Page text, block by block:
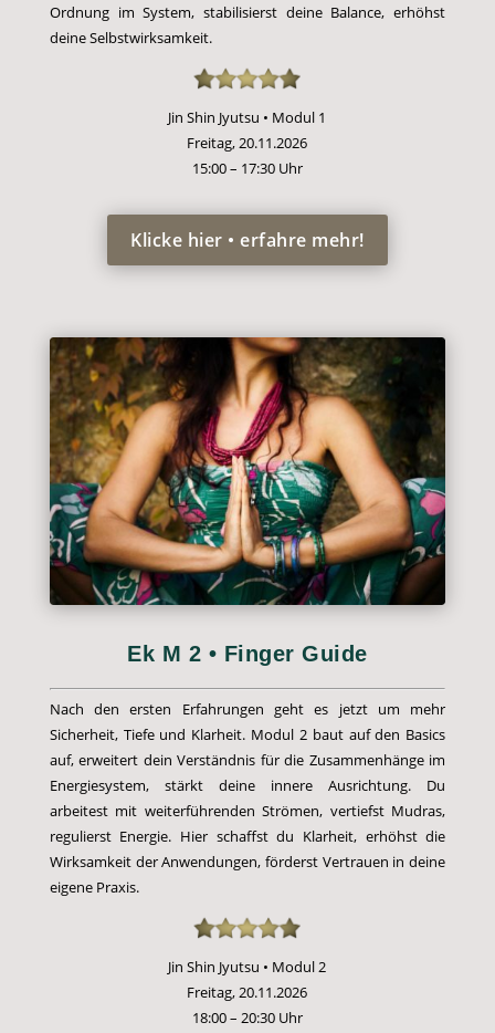
Ordnung im System, stabilisierst deine Balance, erhöhst
deine Selbstwirksamkeit.
Jin Shin Jyutsu • Modul 1
Freitag, 20.11.2026
15:00 – 17:30 Uhr
Klicke hier • erfahre mehr!
Ek M 2 • Finger Guide
Nach den ersten Erfahrungen geht es jetzt um mehr
Sicherheit, Tiefe und Klarheit. Modul 2 baut auf den Basics
auf, erweitert dein Verständnis für die Zusammenhänge im
Energiesystem, stärkt deine innere Ausrichtung. Du
arbeitest mit weiterführenden Strömen, vertiefst Mudras,
regulierst Energie. Hier schaffst du Klarheit, erhöhst die
Wirksamkeit der Anwendungen, förderst Vertrauen in deine
eigene Praxis.
Jin Shin Jyutsu • Modul 2
Freitag, 20.11.2026
18:00 – 20:30 Uhr